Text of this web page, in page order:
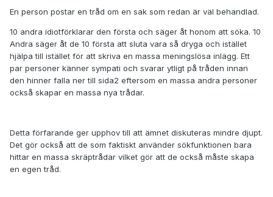
En person postar en tråd om en sak som redan är väl behandlad.
10 andra idiotförklarar den första och säger åt honom att söka. 10
Andra säger åt de 10 första att sluta vara så dryga och istället
hjälpa till istället för att skriva en massa meningslösa inlägg. Ett
par personer känner sympati och svarar ytligt på tråden innan
den hinner falla ner till sida2 eftersom en massa andra personer
också skapar en massa nya trådar.
Detta förfarande ger upphov till att ämnet diskuteras mindre djupt.
Det gör också att de som faktiskt använder sökfunktionen bara
hittar en massa skräptrådar vilket gör att de också måste skapa
en egen tråd.